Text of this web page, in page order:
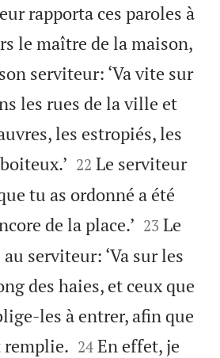
rapporta ces paroles à
le maître de la maison,
serviteur: ‘Va vite sur
les rues de la ville et
les estropiés, les


22 Le serviteur
tu as ordonné a été
de la place.’ 

23 Le
serviteur: ‘Va sur les
des haies, et ceux que
les à entrer, afin que
remplie. 

24 En effet, je